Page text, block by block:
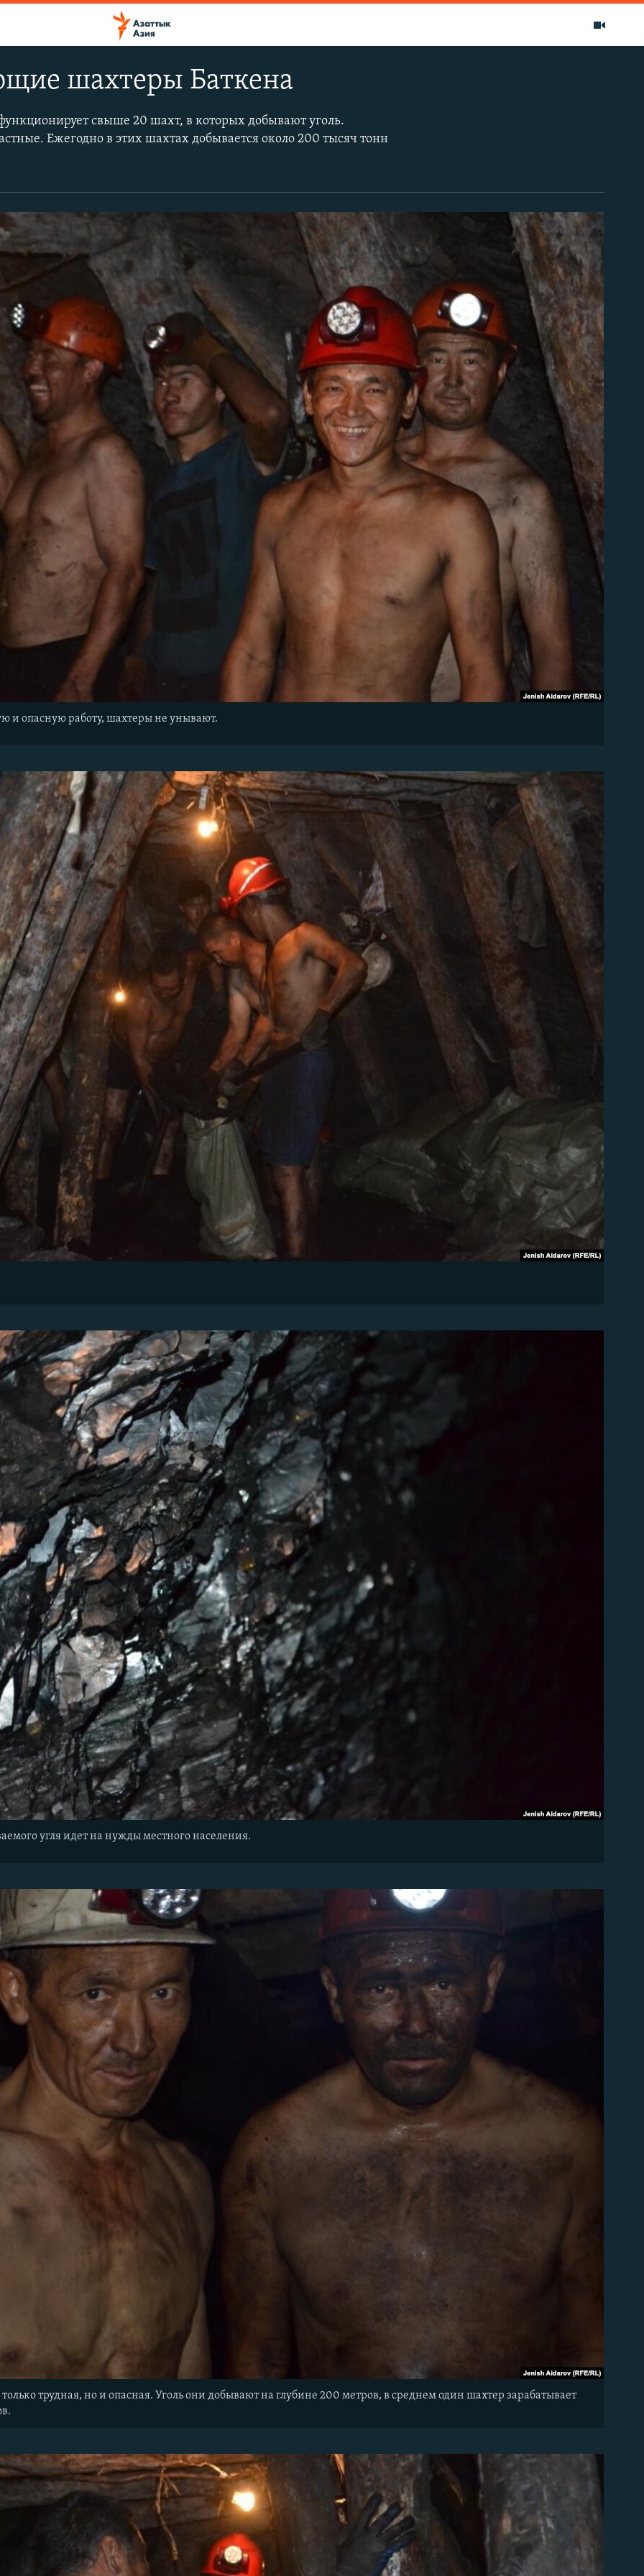
шахтеры Баткена
свыше 20 шахт, в которых добывают уголь.
Ежегодно в этих шахтах добывается около 200 тысяч тонн
и опасную работу, шахтеры не унывают.
угля идет на нужды местного населения.
трудная, но и опасная. Уголь они добывают на глубине 200 метров, в среднем один шахтер зарабатывает